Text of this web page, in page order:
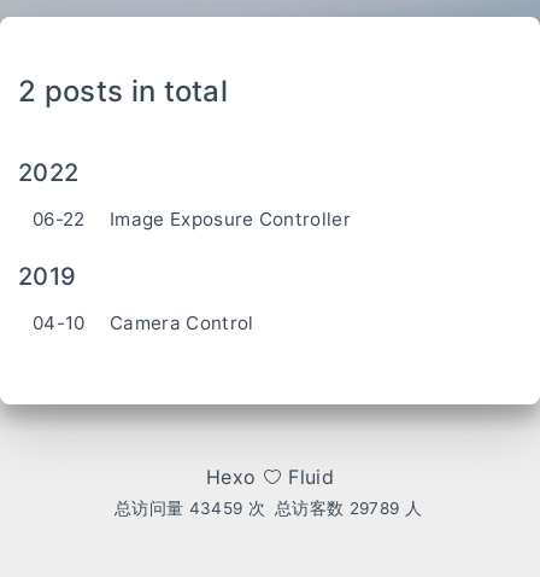
2 posts in total
2022
06-22 Image Exposure Controller
2019
04-10 Camera Control
Hexo Fluid
总访问量 43459 次 总访客数 29789 人